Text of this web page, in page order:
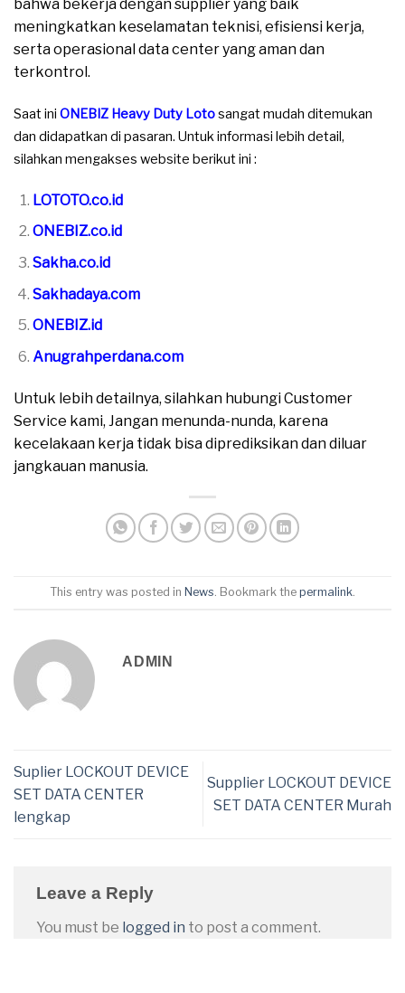
bahwa bekerja dengan supplier yang baik
meningkatkan keselamatan teknisi, efisiensi kerja,
serta operasional data center yang aman dan
terkontrol.
Saat ini ONEBIZ Heavy Duty Lotosangat mudah ditemukan
dan didapatkan di pasaran. Untuk informasi lebih detail,
silahkan mengakses website berikut ini :
LOTOTO.co.id
ONEBIZ.co.id
Sakha.co.id
Sakhadaya.com
ONEBIZ.id
Anugrahperdana.com
Untuk lebih detailnya, silahkan hubungi Customer
Service kami, Jangan menunda-nunda, karena
kecelakaan kerja tidak bisa diprediksikan dan diluar
jangkauan manusia.
This entry was posted in News . Bookmark the permalink
ADMIN
Suplier LOCKOUT DEVICE
SET DATA CENTER
lengkap
Supplier LOCKOUT DEVICE
SET DATA CENTER Murah
Leave a Reply
You must be logged in to post a comment.